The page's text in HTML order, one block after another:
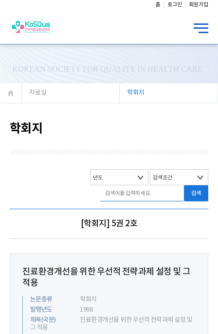
홈 로그인 회원가입
KOREAN SOCIETY FOR QUALITY IN HEALTH CARE
자료실 학회지
학회지
검색
[학회지] 5권 2호
진료환경개선을 위한 우선적 전략과제 설정 및 그
적용
논문종류
학회지
발행년도
1998
제목(국문)
진료환경개선을 위한 우선적 전략과제 설정 및
그 적용